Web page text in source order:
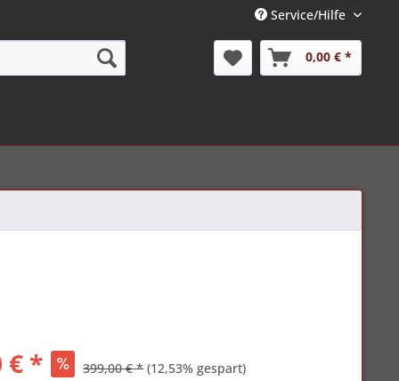
Service/Hilfe
0,00 € *
€ * 399,00 € * (12,53% gespart)